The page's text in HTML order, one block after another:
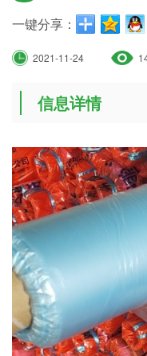
一键分享：
2021-11-24
信息详情